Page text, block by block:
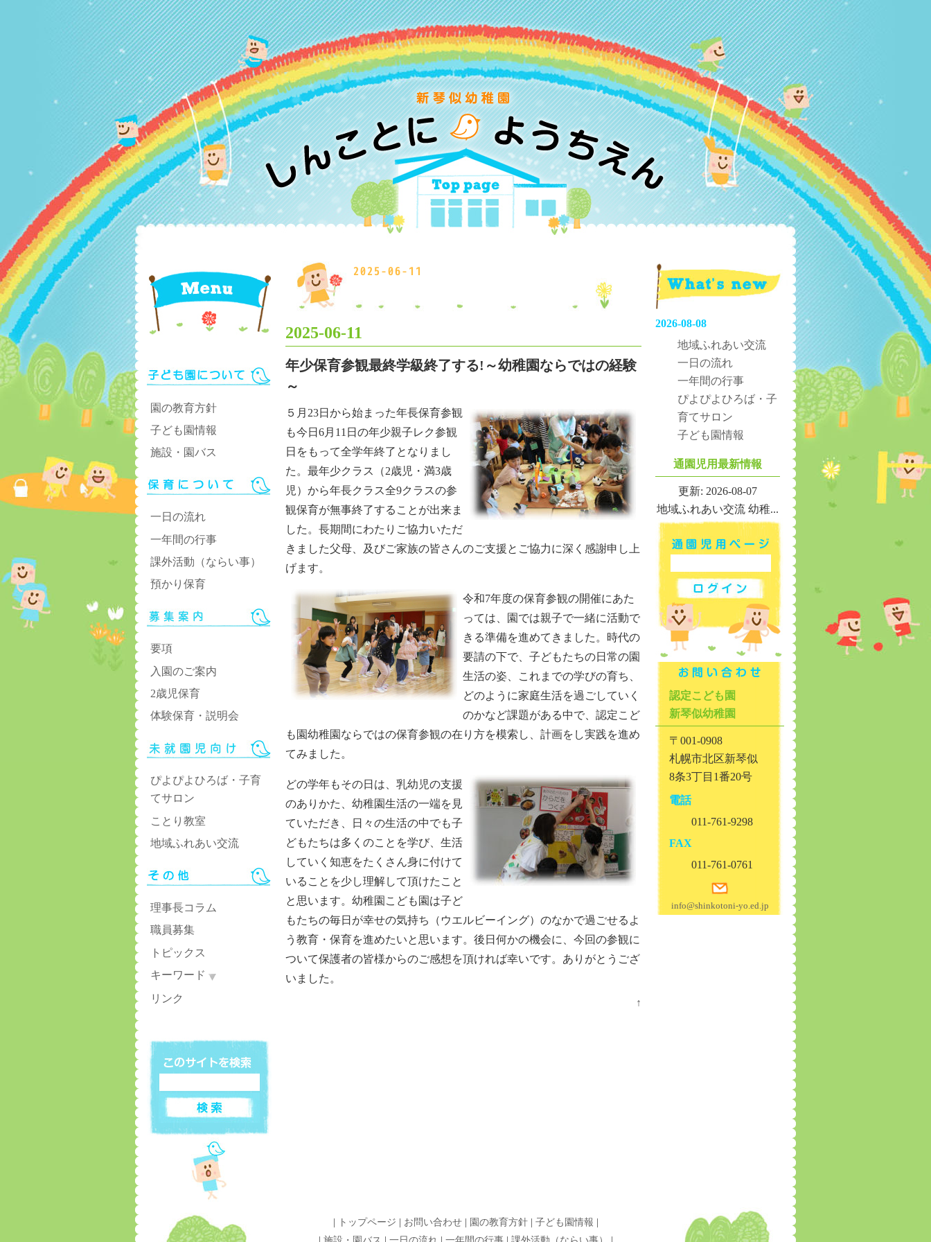
園の教育方針
子ども園情報
施設・園バス
一日の流れ
一年間の行事
課外活動（ならい事）
預かり保育
要項
入園のご案内
2歳児保育
体験保育・説明会
ぴよぴよひろば・子育
てサロン
ことり教室
地域ふれあい交流
理事長コラム
職員募集
トピックス
キーワード
リンク
2025-06-11
2025-06-11
年少保育参観最終学級終了する!～幼稚園ならではの経験
～
５月23日から始まった年長保育参観
も今日6月11日の年少親子レク参観
日をもって全学年終了となりまし
た。最年少クラス（2歳児・満3歳
児）から年長クラス全9クラスの参
観保育が無事終了することが出来ま
した。長期間にわたりご協力いただ
きました父母、及びご家族の皆さんのご支援とご協力に深く感謝申し上
げます。
令和7年度の保育参観の開催にあた
っては、園では親子で一緒に活動で
きる準備を進めてきました。時代の
要請の下で、子どもたちの日常の園
生活の姿、これまでの学びの育ち、
どのように家庭生活を過ごしていく
のかなど課題がある中で、認定こど
も園幼稚園ならではの保育参観の在り方を模索し、計画をし実践を進め
てみました。
どの学年もその日は、乳幼児の支援
のありかた、幼稚園生活の一端を見
ていただき、日々の生活の中でも子
どもたちは多くのことを学び、生活
していく知恵をたくさん身に付けて
いることを少し理解して頂けたこと
と思います。幼稚園こども園は子ど
もたちの毎日が幸せの気持ち（ウエルビーイング）のなかで過ごせるよ
う教育・保育を進めたいと思います。後日何かの機会に、今回の参観に
ついて保護者の皆様からのご感想を頂ければ幸いです。ありがとうござ
いました。
↑
2026-08-08
地域ふれあい交流
一日の流れ
一年間の行事
ぴよぴよひろば・子
育てサロン
子ども園情報
通園児用最新情報
更新: 2026-08-07
地域ふれあい交流 幼稚...
認定こども園
新琴似幼稚園
〒001-0908
札幌市北区新琴似
8条3丁目1番20号
電話
011-761-9298
FAX
011-761-0761
info@shinkotoni-yo.ed.jp
トップページ お問い合わせ| 園の教育方針| 子ども園情報